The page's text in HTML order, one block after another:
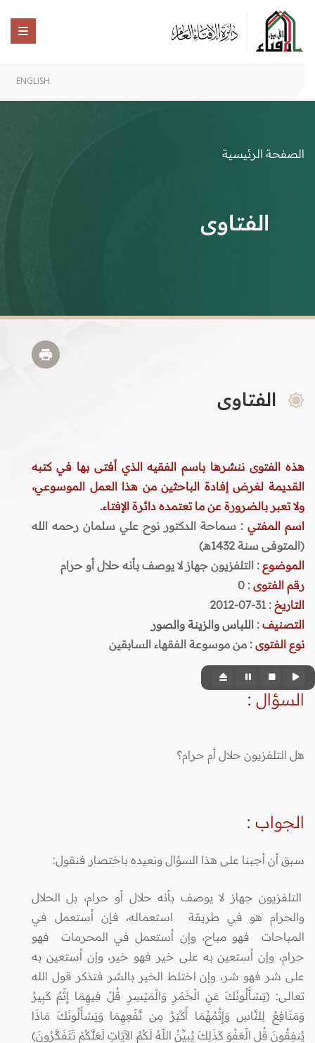
ENGLISH
الصفحة الرئيسية
الفتاوى
الفتاوى
هذه الفتوى ننشرها باسم الفقيه الذي أفتى بها في كتبه
القديمة لغرض إفادة الباحثين من هذا العمل الموسوعي،
ولا تعبر بالضرورة عن ما تعتمده دائرة الإفتاء.
اسم المفتي : سماحة الدكتور نوح علي سلمان رحمه الله
(المتوفى سنة 1432هـ)
الموضوع : التلفزيون جهاز لا يوصف بأنه حلال أو حرام
رقم الفتوى :
0
التاريخ : 31-07-2012
التصنيف : اللباس والزينة والصور
نوع الفتوى : من موسوعة الفقهاء السابقين
السؤال :
هل التلفزيون حلال أم حرام؟
الجواب :
سبق أن أجبنا على هذا السؤال ونعيده باختصار فنقول:
التلفزيون جهاز لا يوصف بأنه حلال أو حرام، بل الحلال
والحرام هو في طريقة استعماله، فإن اُستعمل في
المباحات فهو مباح، وإن اُستعمل في المحرمات فهو
حرام، وإن اُستعين به على خير فهو خير، وإن اُستعين به
على شر فهو شر، وإن اختلط الخير بالشر فتذكر قول الله
تعالى: (يَسْأَلُونَكَ عَنِ الْخَمْرِ وَالْمَيْسِرِ قُلْ فِيهِمَا إِثْمٌ كَبِيرٌ
وَمَنَافِعُ لِلنَّاسِ وَإِثْمُهُمَا أَكْبَرُ مِن نَّفْعِهِمَا وَيَسْأَلُونَكَ مَاذَا
يُنفِقُونَ قُلِ الْعَفْوَ كَذَلِكَ يُبيِّنُ اللّهُ لَكُمُ الآيَاتِ لَعَلَّكُمْ تَتَفَكَّرُونَ)